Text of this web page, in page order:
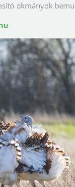
okmányok